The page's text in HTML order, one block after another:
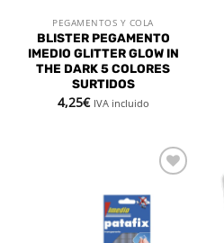
PEGAMENTOS Y COLA
BLISTER PEGAMENTO
IMEDIO GLITTER GLOW IN
THE DARK 5 COLORES
SURTIDOS
4,25€ IVA incluido
deseos